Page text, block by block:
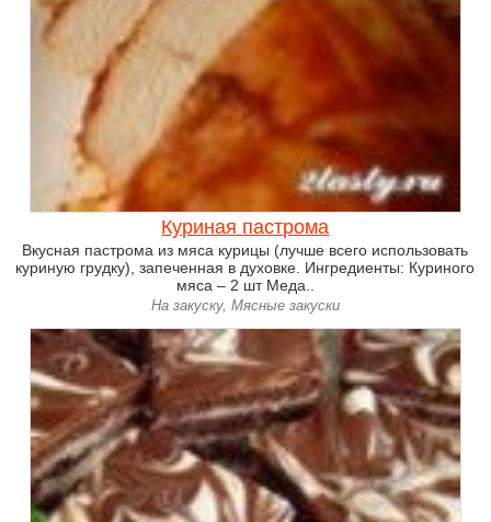
Куриная пастрома
Вкусная пастрома из мяса курицы (лучше всего использовать
куриную грудку), запеченная в духовке. Ингредиенты: Куриного
мяса – 2 шт Меда..
На закуску, Мясные закуски